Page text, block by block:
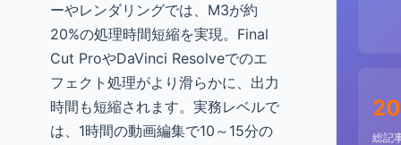
ーやレンダリングでは、M3が約
20%の処理時間短縮を実現。Final
Cut ProやDaVinci Resolveでのエ
フェクト処理がより滑らかに、出力
時間も短縮されます。実務レベルで
は、1時間の動画編集で10～15分の
総記